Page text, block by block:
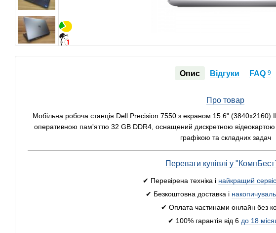
Опис Відгуки FAQ9
Про товар
Мобільна робоча станція Dell Precision 7550 з екраном 15.6" (3840x2160)
оперативною пам'яттю 32 GB DDR4, оснащений дискретною
графікою та складних задач
Переваги купівлі у
✔ Перевірена техніка і найкращий сервіс
✔ Безкоштовна доставка і
✔ Оплата частинами онлайн без
✔ 100% гарантія від 6 до 18